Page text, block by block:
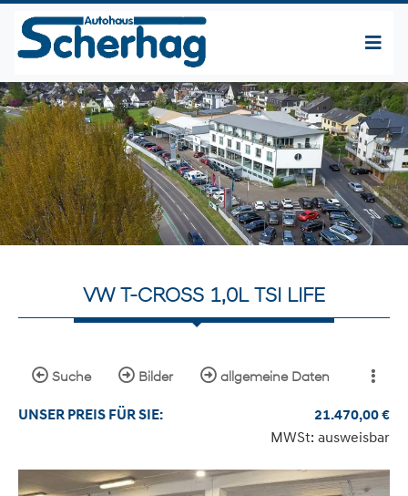
VW T-CROSS 1,0L TSI LIFE
Suche Bilder allgemeine Daten
UNSER PREIS FÜR SIE: 21.470,00€
MWSt: ausweisbar